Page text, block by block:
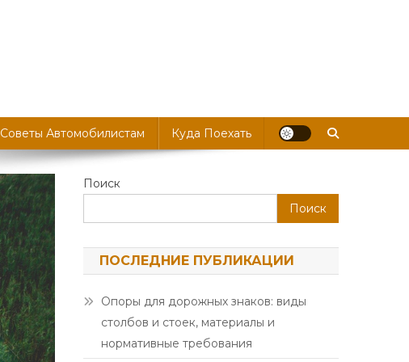
Советы Автомобилистам Куда Поехать
Поиск
Поиск
ПОСЛЕДНИЕ ПУБЛИКАЦИИ
Опоры для дорожных знаков: виды
столбов и стоек, материалы и
нормативные требования